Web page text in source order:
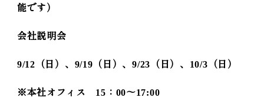
能です）
会社説明会
9/12 （日）、 9/19 （日）、9/23 （日）、 10/3 （日）
※本社オフィス 15 ： 00～17:00